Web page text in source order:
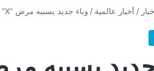
/ أخبار عالمية / وباء جديد يسببه مرض “X” الجديد